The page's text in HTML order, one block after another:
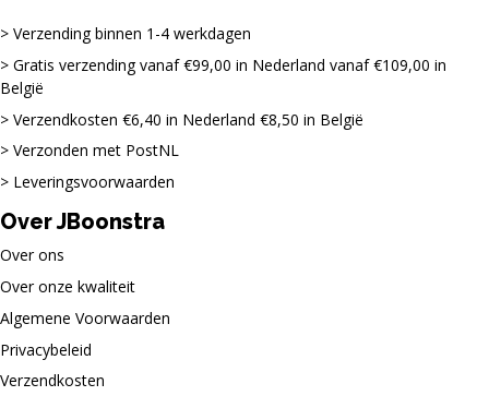
Verzending binnen 1-4 werkdagen
Gratis verzending vanaf €99,00 in Nederland vanaf €109,00 in
België
Verzendkosten €6,40 in Nederland €8,50 in België
Verzonden met PostNL
Leveringsvoorwaarden
Over JBoonstra
Over ons
Over onze kwaliteit
Algemene Voorwaarden
Privacybeleid
Verzendkosten